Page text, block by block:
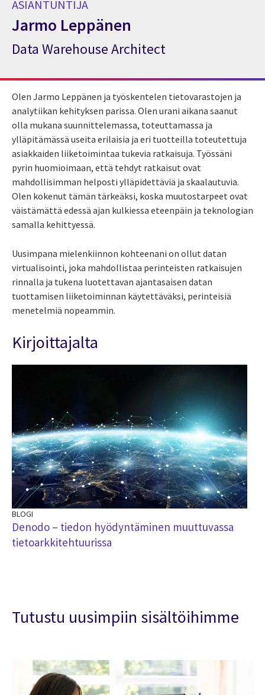
ASIANTUNTIJA
Jarmo Leppänen
Asiantuntija Jarmo Leppänen
Data Warehouse Architect
Olen Jarmo Leppänen ja työskentelen tietovarastojen ja
analytiikan kehityksen parissa. Olen urani aikana saanut
olla mukana suunnittelemassa, toteuttamassa ja
ylläpitämässä useita erilaisia ja eri tuotteilla toteutettuja
asiakkaiden liiketoimintaa tukevia ratkaisuja. Työssäni
pyrin huomioimaan, että tehdyt ratkaisut ovat
mahdollisimman helposti ylläpidettäviä ja skaalautuvia.
Olen kokenut tämän tärkeäksi, koska muutostarpeet ovat
väistämättä edessä ajan kulkiessa eteenpäin ja teknologian
samalla kehittyessä.
Uusimpana mielenkiinnon kohteenani on ollut datan
virtualisointi, joka mahdollistaa perinteisten ratkaisujen
rinnalla ja tukena luotettavan ajantasaisen datan
tuottamisen liiketoiminnan käytettäväksi, perinteisiä
menetelmiä nopeammin.
Kirjoittajalta
BLOGI
Denodo – tiedon hyödyntäminen muuttuvassa
tietoarkkitehtuurissa
Tutustu uusimpiin sisältöihimme